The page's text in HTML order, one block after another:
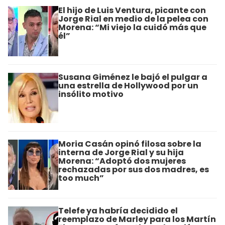
El hijo de Luis Ventura, picante con
Jorge Rial en medio de la pelea con
Morena: “Mi viejo la cuidó más que
él”
Susana Giménez le bajó el pulgar a
una estrella de Hollywood por un
insólito motivo
Moria Casán opinó filosa sobre la
interna de Jorge Rial y su hija
Morena: “Adoptó dos mujeres
rechazadas por sus dos madres, es
too much”
Telefe ya habría decidido el
reemplazo de Marley para los Martín